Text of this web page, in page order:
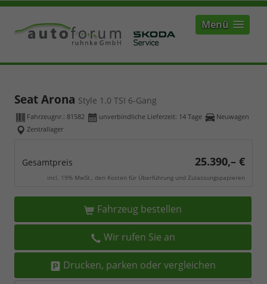
Menü
Seat Arona Style 1.0 TSI 6-Gang
Fahrzeugnr.: 81582 unverbindliche Lieferzeit: 14 Tage
Neuwagen
Zentrallager
Gesamtpreis 25.390,– €
incl. 19% MwSt., den Kosten für Überführung und Zulassungspapieren
Fahrzeug bestellen
Wir rufen Sie an
Drucken, parken oder vergleichen